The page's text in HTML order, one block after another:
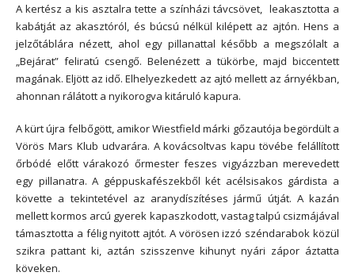
A kertész a kis asztalra tette a színházi távcsövet, leakasztotta a
kabátját az akasztóról, és búcsú nélkül kilépett az ajtón. Hens a
jelzőtáblára nézett, ahol egy pillanattal később a megszólalt a
„Bejárat” feliratú csengő. Belenézett a tükörbe, majd biccentett
magának. Eljött az idő. Elhelyezkedett az ajtó mellett az árnyékban,
ahonnan rálátott a nyikorogva kitáruló kapura.
A kürt újra felbőgött, amikor Wiestfield márki gőzautója begördült a
Vörös Mars Klub udvarára. A kovácsoltvas kapu tövébe felállított
őrbódé előtt várakozó őrmester feszes vigyázzban merevedett
egy pillanatra. A géppuskafészekből két acélsisakos gárdista a
követte a tekintetével az aranydíszítéses jármű útját. A kazán
mellett kormos arcú gyerek kapaszkodott, vastag talpú csizmájával
támasztotta a félig nyitott ajtót. A vörösen izzó széndarabok közül
szikra pattant ki, aztán szisszenve kihunyt nyári zápor áztatta
köveken.